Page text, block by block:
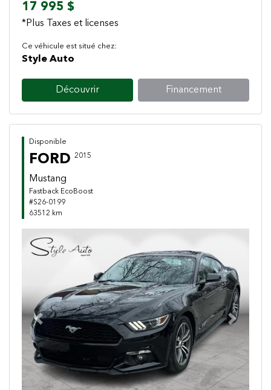
17 995 $
*Plus Taxes et licenses
Ce véhicule est situé chez:
Style Auto
Découvrir Financement
Disponible
FORD 2015
Mustang
Fastback EcoBoost
#S26-0199
63512 km
Previous Next